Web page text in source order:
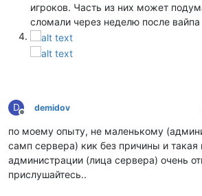
игроков. Часть из них может
сломали через неделю после
D
Не в сети
demidov
по моему опыту, не маленькому
самп сервера) кик без причины и такая
администрации (лица сервера) очень
прислушайтесь..